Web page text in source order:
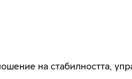
на стабилността,